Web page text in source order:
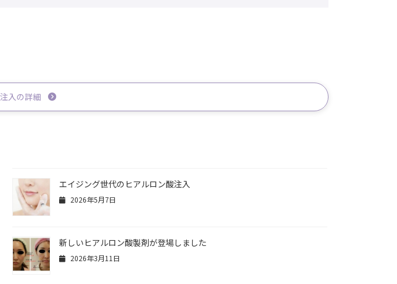
入の詳細
エイジング世代のヒアルロン酸注入
2026年5月7日
新しいヒアルロン酸製剤が登場しました
2026年3月11日